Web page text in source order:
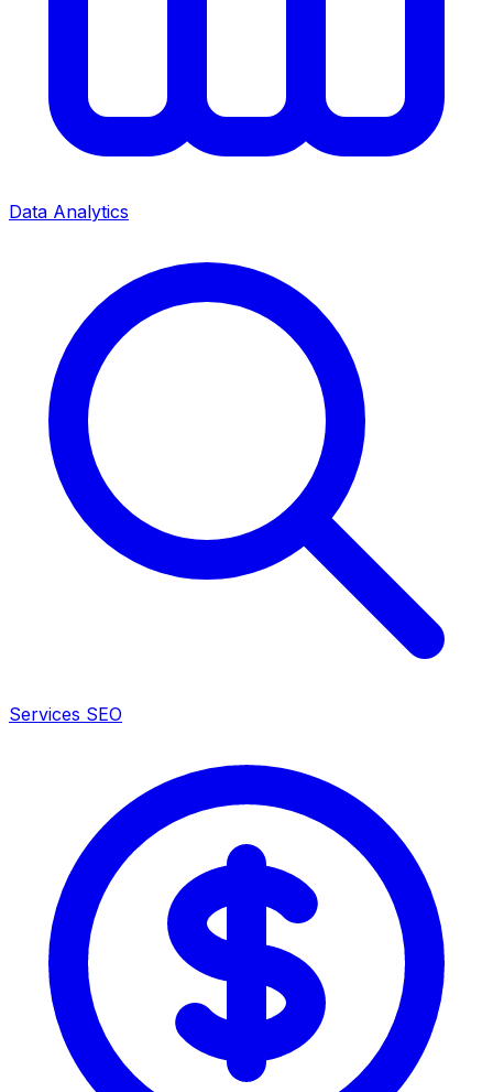
Data Analytics
Services SEO